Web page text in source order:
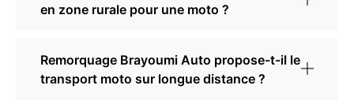
en zone rurale pour une moto ?
Remorquage Brayoumi Auto propose-t-il le
transport moto sur longue distance ?